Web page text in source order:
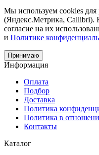
Мы используем cookies для
(Яндекс.Метрика,
согласие на их
и Политике
Принимаю
Информация
Оплата
Подбор
Доставка
Политика
Политика в
Контакты
Каталог